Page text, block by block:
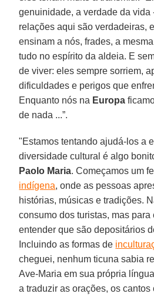
genuinidade, a verdade da vida
relações aqui são verdadeiras,
ensinam a nós, frades, a
tudo no espírito da aldeia. E
de viver: eles sempre sorriem,
dificuldades e perigos que
Enquanto nós na Europa
de nada ...”.
"Estamos tentando ajudá-los a
diversidade cultural é algo
Paolo Maria. Começamos um
indígena, onde as pessoas
histórias, músicas e tradições.
consumo dos turistas, mas
entender que são depositários
Incluindo as formas de
cheguei, nenhum ticuna sabia
Ave-Maria em sua própria
a traduzir as orações, os cantos